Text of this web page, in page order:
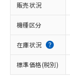
販売状況
機種区分
在庫状況
標準価格(税別)